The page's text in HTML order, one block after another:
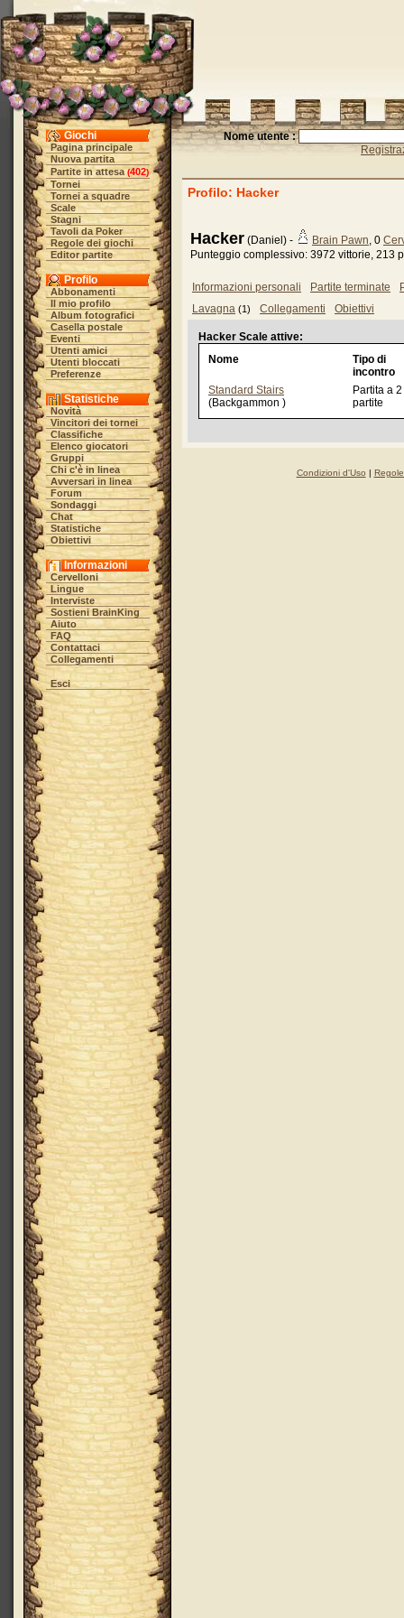
Giochi
Pagina principale
Nuova partita
Partite in attesa (402)
Tornei
Tornei a squadre
Scale
Stagni
Tavoli da Poker
Regole dei giochi
Editor partite
Profilo
Abbonamenti
Il mio profilo
Album fotografici
Casella postale
Eventi
Utenti amici
Utenti bloccati
Preferenze
Statistiche
Novità
Vincitori dei tornei
Classifiche
Elenco giocatori
Gruppi
Chi c'è in linea
Avversari in linea
Forum
Sondaggi
Chat
Statistiche
Obiettivi
Informazioni
Cervelloni
Lingue
Interviste
Sostieni BrainKing
Aiuto
FAQ
Contattaci
Collegamenti
Esci
Nome utente :
Profilo: Hacker
Hacker (Daniel) - Brain Pawn, 0
Punteggio complessivo: 3972 vittorie, 213
Informazioni personali Partite terminate
Lavagna (1) Collegamenti Obiettivi
Hacker Scale attive:
Nome
Tipo di
incontro
Standard Stairs
(Backgammon )
Partita a 2
partite
Condizioni d'Uso |